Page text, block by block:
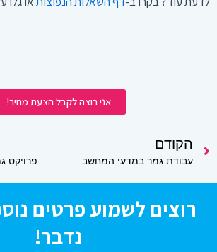
אני רוצה לקבל הצעת מחיר!
קודםהקודם
עבודת גמר במדעי המחשב פרויקט
רוצים לשמוע פרטים
נדבר!